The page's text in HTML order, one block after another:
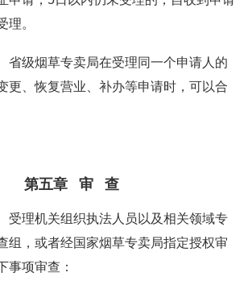
理。
级烟草专卖局在受理同一个申请人的
更、恢复营业、补办等申请时，可以合
第五章 审 查
理机关组织执法人员以及相关领域专
组，或者经国家烟草专卖局指定授权审
事项审查：